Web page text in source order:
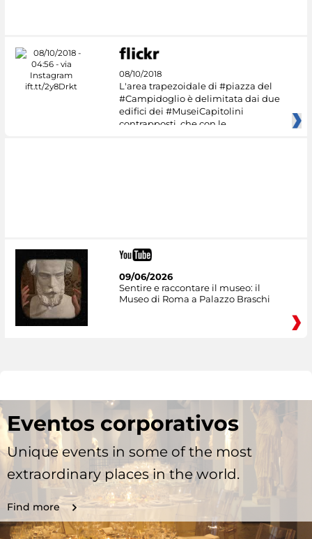
08/10/2018
L'area trapezoidale di #piazza del
#Campidoglio è delimitata dai due
edifici dei #MuseiCapitolini
contrapposti, che con le
09/06/2026
Sentire e raccontare il museo: il
Museo di Roma a Palazzo Braschi
Eventos corporativos
Unique events in some of the most
extraordinary places in the world.
Find more